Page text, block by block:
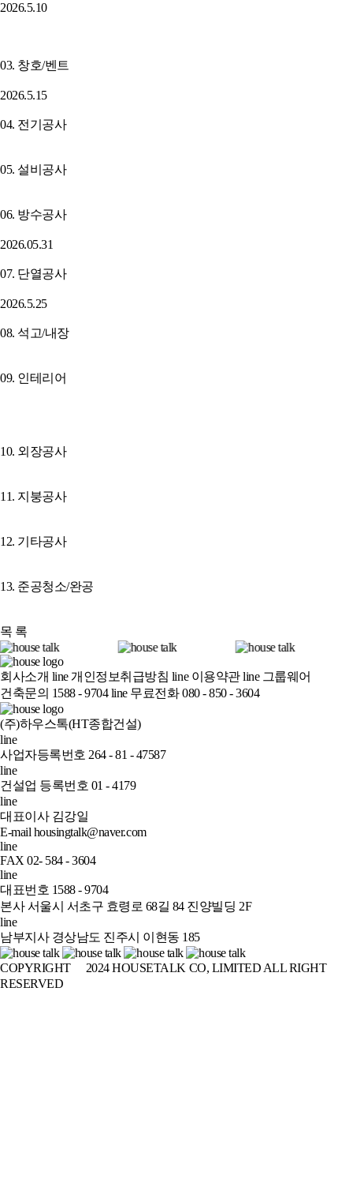
2026.5.10
03. 창호/벤트
2026.5.15
04. 전기공사
05. 설비공사
06. 방수공사
2026.05.31
07. 단열공사
2026.5.25
08. 석고/내장
09. 인테리어
10. 외장공사
11. 지붕공사
12. 기타공사
13. 준공청소/완공
목 록
회사소개 line 개인정보취급방침 line 이용약관 line 그룹웨어
건축문의 1588 - 9704line무료전화 080 - 850 - 3604
(주)하우스톡(HT종합건설)
line
사업자등록번호 264 - 81 - 47587
line
건설업 등록번호 01 - 4179
line
대표이사 김강일
E-mail housingtalk@naver.com
line
FAX 02- 584 - 3604
line
대표번호 1588 - 9704
본사 서울시 서초구 효령로 68길 84 진양빌딩 2F
line
남부지사 경상남도 진주시 이현동 185
COPYRIGHTⓒ
2024 HOUSETALK CO, LIMITED ALL RIGHT
RESERVED